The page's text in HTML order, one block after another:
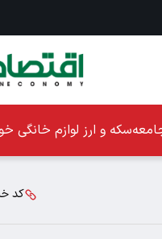
سکه و ارز لوازم خانگی
کد